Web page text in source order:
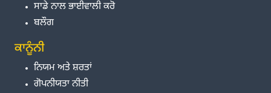
ਸਾਡੇ ਨਾਲ ਭਾਈਵਾਲੀ ਕਰੋ
ਬਲੌਗ
ਕਾਨੂੰਨੀ
ਨਿਯਮ ਅਤੇ ਸ਼ਰਤਾਂ
ਗੋਪਨੀਯਤਾ ਨੀਤੀ